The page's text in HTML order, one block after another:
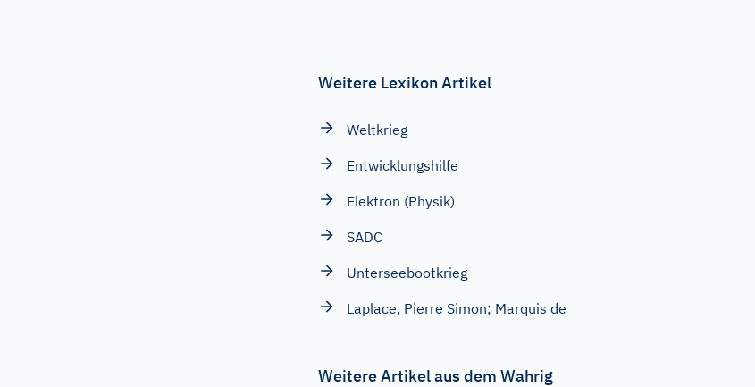
Weitere Lexikon Artikel
Weltkrieg
Entwicklungshilfe
Elektron (Physik)
SADC
Unterseebootkrieg
Laplace, Pierre Simon; Marquis de
Weitere Artikel aus dem Wahrig